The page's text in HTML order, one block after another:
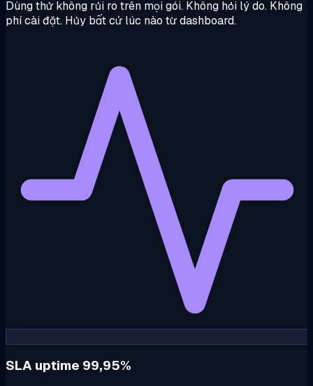
Dùng thử không rủi ro trên mọi gói. Không hỏi lý do. Không
phí cài đặt. Hủy bất cứ lúc nào từ dashboard.
SLA uptime 99,95%